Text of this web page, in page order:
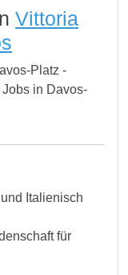
Vittoria
Platz -
in Davos-
Italienisch
für